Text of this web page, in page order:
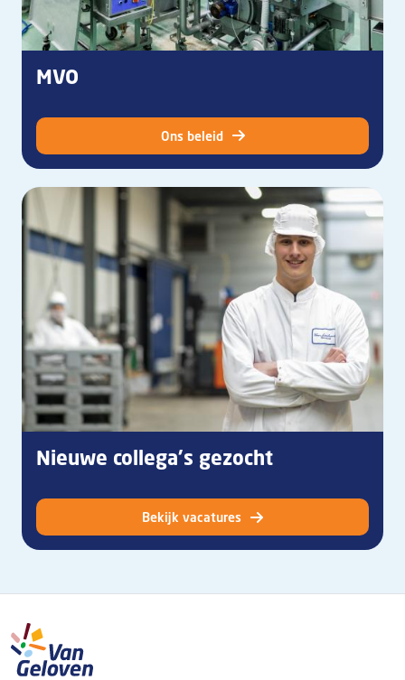
MVO
Ons beleid
Nieuwe collega's gezocht
Bekijk vacatures